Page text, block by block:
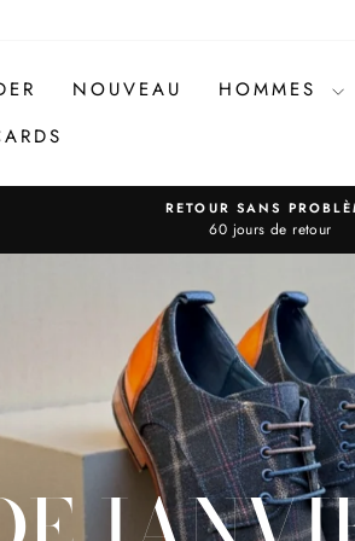
NOUVEAU HOMMES
Diaporama
RETOUR SANS
60 jours de retour